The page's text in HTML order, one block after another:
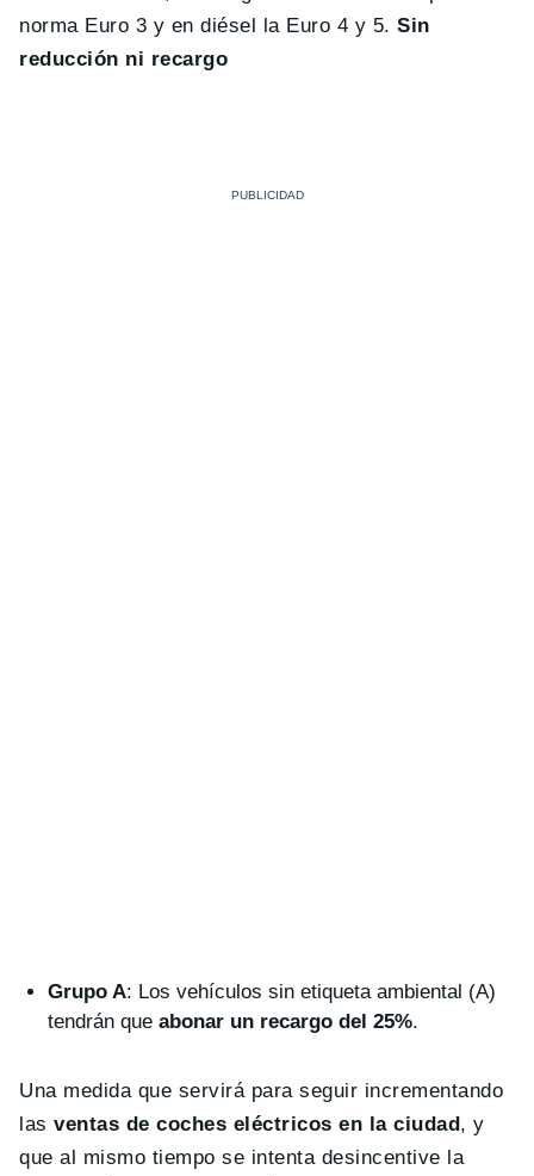
norma Euro 3 y en diésel la Euro 4 y 5.Sin
reducción ni recargo
Grupo A: Los vehículos sin etiqueta ambiental (A)
tendrán que abonar un recargo del 25%.
Una medida que servirá para seguir incrementando
las ventas de coches eléctricos en la ciudad, y
que al mismo tiempo se intenta desincentive la